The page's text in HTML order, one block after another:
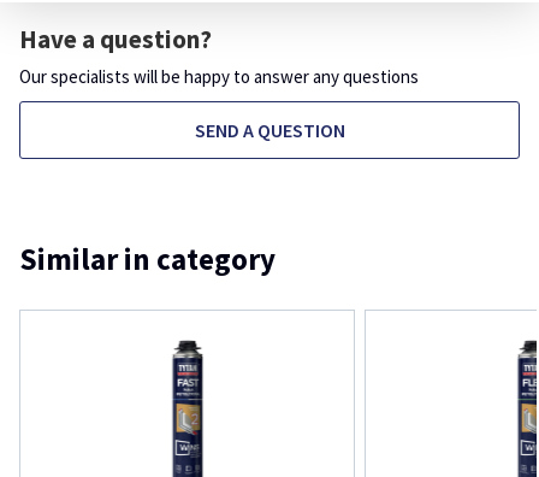
Have a question?
Our specialists will be happy to answer any questions
SEND A QUESTION
Similar in category